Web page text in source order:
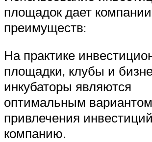
площадок дает
преимуществ:
На практике
площадки, клубы и
инкубаторы являются
оптимальным
привлечения
компанию.